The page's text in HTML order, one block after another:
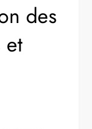
des
et